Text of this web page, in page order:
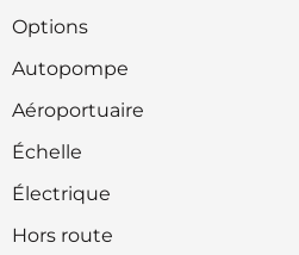
Options
Autopompe
Aéroportuaire
Échelle
Électrique
Hors route